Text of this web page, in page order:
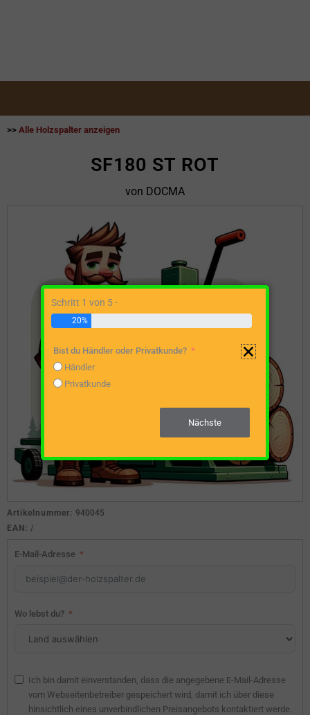
>> Alle Holzspalter anzeigen
SF180 ST ROT
von DOCMA
Artikelnummer: 940045
EAN: /
E-Mail-Adresse
Wo lebst du?
Ich bin damit einverstanden, dass die angegebene E-Mail-Adresse
vom Webseitenbetreiber gespeichert wird, damit ich über diese
hinsichtlich eines unverbindlichen Preisangebots kontaktiert werde.
Schritt 1 von 5 -
20%
Bist du Händler oder Privatkunde?
Händler
Privatkunde
Nächste